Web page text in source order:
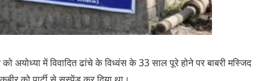
अयोध्या में विवादित ढांचे के विध्वंस के 33 साल पूरे होने पर बाबरी मस्जिद